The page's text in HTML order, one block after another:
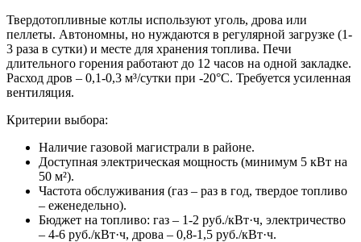
Твердотопливные котлы используют уголь, дрова или
пеллеты. Автономны, но нуждаются в регулярной загрузке (1-
3 раза в сутки) и месте для хранения топлива. Печи
длительного горения работают до 12 часов на одной закладке.
Расход дров – 0,1-0,3 м³/сутки при -20°C. Требуется усиленная
вентиляция.
Критерии выбора:
Наличие газовой магистрали в районе.
Доступная электрическая мощность (минимум 5 кВт на
50 м²).
Частота обслуживания (газ – раз в год, твердое топливо
– еженедельно).
Бюджет на топливо: газ – 1-2 руб./кВт·ч, электричество
– 4-6 руб./кВт·ч, дрова – 0,8-1,5 руб./кВт·ч.